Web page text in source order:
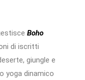
Boho
di iscritti
giungle e
yoga dinamico